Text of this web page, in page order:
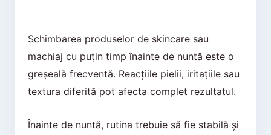
Schimbarea produselor de skincare sau
machiaj cu puțin timp înainte de nuntă este o
greșeală frecventă. Reacțiile pielii, iritațiile sau
textura diferită pot afecta complet rezultatul.
Înainte de nuntă, rutina trebuie să fie stabilă și